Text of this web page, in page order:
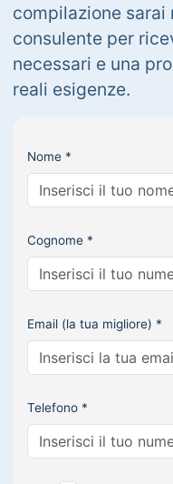
compilazione
consulente per
necessari e una
reali esigenze.
Nome *
Cognome *
Email (la tua migliore) *
Telefono *